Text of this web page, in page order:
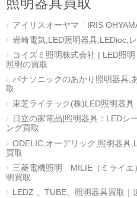
アイリスオーヤマ「IRIS
岩崎電気,LED照明器具,LEDioc,
コイズミ照明株式会社 | LED照
照明の買取
パナソニックのあかり照明器具,
取
東芝ライテック(株)LED照明器具
日立の家電品|照明器具：LEDシ
ング買取
ODELIC,オーデリック,照明器具
買取
三菱電機照明 MILIE（ミライエ
明買取
LEDZ 、TUBE、照明器具買取｜